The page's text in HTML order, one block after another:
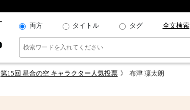
両方 タイトル タグ 全文検索
第15回 星合の空 キャラクター人気投票 布津 凜太朗